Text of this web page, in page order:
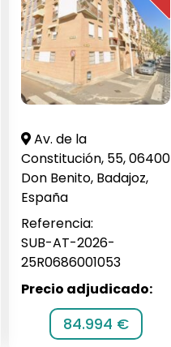
Av. de la
Constitución, 55, 06400
Don Benito, Badajoz,
España
Referencia:
SUB-AT-2026-
25R0686001053
Precio adjudicado:
84.994 €